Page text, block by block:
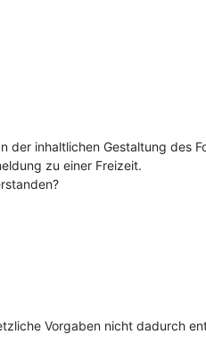
der inhaltlichen Gestaltung
zu einer Freizeit.
Vorgaben nicht dadurch